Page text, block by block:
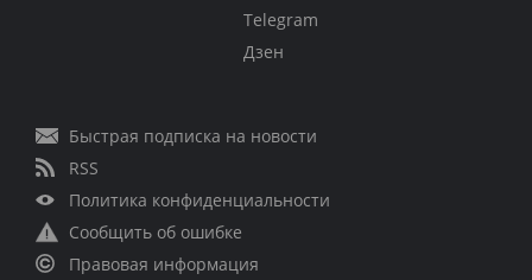
Telegram
Дзен
Быстрая подписка на новости
RSS
Политика конфиденциальности
Сообщить об ошибке
Правовая информация